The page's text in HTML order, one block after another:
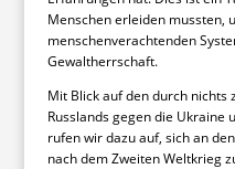
Menschen erleiden mussten,
menschenverachtenden
Gewaltherrschaft.
Mit Blick auf den durch
Russlands gegen die Ukraine
rufen wir dazu auf, sich an
nach dem Zweiten Weltkrieg